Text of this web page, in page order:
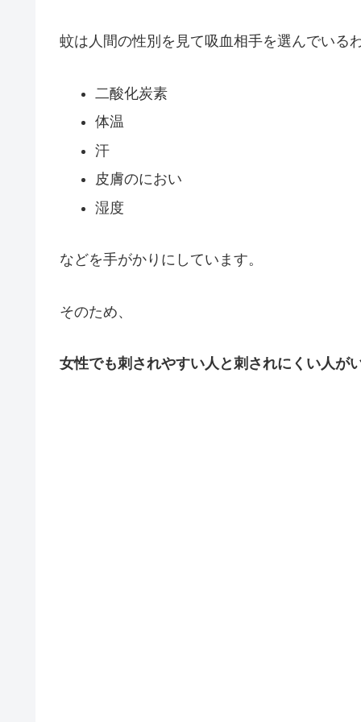
蚊は人間の性別を見て吸血相手を選んでいる
二酸化炭素
体温
汗
皮膚のにおい
湿度
などを手がかりにしています。
そのため、
女性でも刺されやすい人と刺されにくい人が